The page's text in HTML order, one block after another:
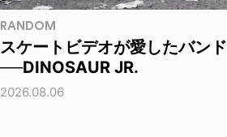
RANDOM
スケートビデオが愛したバンド
──DINOSAUR JR.
2026.08.06